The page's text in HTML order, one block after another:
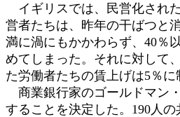
イギリスでは、民営化され
営者たちは、昨年の干ばつと
満に渦にもかかわらず、40％
めてしまった。それに対して
た労働者たちの賃上げは5％に
商業銀行家のゴールドマン
することを決定した。190人